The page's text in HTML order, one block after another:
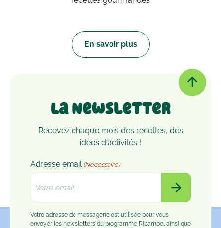
En savoir plus
La Newsletter
Recevez chaque mois des recettes, des
idées d'activités !
Adresse email (Nécessaire)
Votre adresse de messagerie est utilisée pour vous
envoyer les newsletters du programme Ribambel ainsi que